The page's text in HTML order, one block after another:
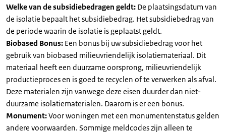
Welke van de subsidiebedragen geldt: De plaatsingsdatum van
de isolatie bepaalt het subsidiebedrag. Het subsidiebedrag van
de periode waarin de isolatie is geplaatst geldt.
Biobased Bonus: Een bonus bij uw subsidiebedrag voor het
gebruik van biobased milieuvriendelijk isolatiemateriaal. Dit
materiaal heeft een duurzame oorsprong, milieuvriendelijk
productieproces en is goed te recyclen of te verwerken als afval.
Deze materialen zijn vanwege deze eisen duurder dan niet-
duurzame isolatiematerialen. Daarom is er een bonus.
Monument:Voor woningen met een monumentenstatus gelden
andere voorwaarden. Sommige meldcodes zijn alleen te